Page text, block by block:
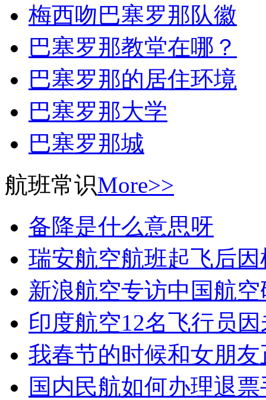
梅西吻巴塞罗那队徽
巴塞罗那教堂在哪？
巴塞罗那的居住环境
巴塞罗那大学
巴塞罗那城
航班常识More>>
备降是什么意思呀
瑞安航空航班起飞后
新浪航空专访中国航
印度航空12名飞行员
我春节的时候和女朋
国内民航如何办理退